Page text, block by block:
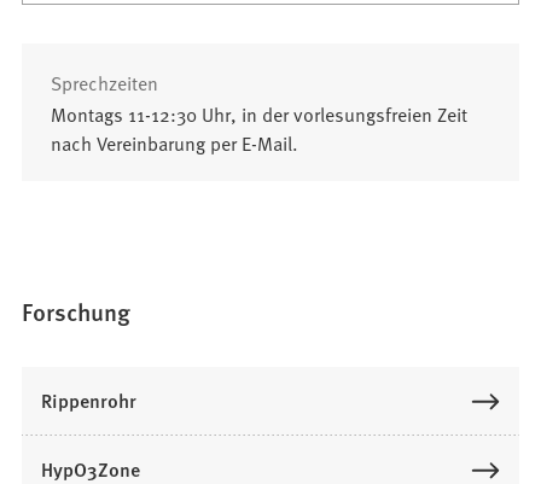
Sprechzeiten
Montags 11-12:30 Uhr, in der vorlesungsfreien Zeit
nach Vereinbarung per E-Mail.
Forschung
Rippenrohr
HypO3Zone